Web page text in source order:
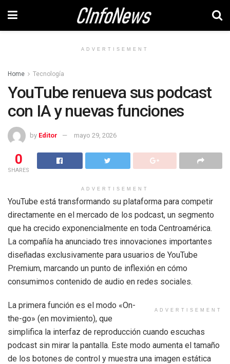
ADVERTISEMENT
Home Tecnología
YouTube renueva sus podcast
con IA y nuevas funciones
by Editor mayo 29, 2026
0
SHARES
ADVERTISEMENT
YouTube está transformando su plataforma para competir
directamente en el mercado de los podcast, un segmento
que ha crecido exponencialmente en toda Centroamérica.
La compañía ha anunciado tres innovaciones importantes
diseñadas exclusivamente para usuarios de YouTube
Premium, marcando un punto de inflexión en cómo
consumimos contenido de audio en redes sociales.
ADVERTISEMENT
La primera función es el modo «On-
the-go» (en movimiento), que
simplifica la interfaz de reproducción cuando escuchas
podcast sin mirar la pantalla. Este modo aumenta el tamaño
de los botones de control y muestra una imagen estática